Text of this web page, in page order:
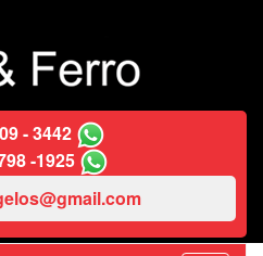
- 3442
-1925